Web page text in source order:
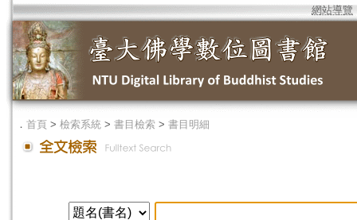
網站導覽
． 首頁 > 檢索系統 > 書目檢索 > 書目明細